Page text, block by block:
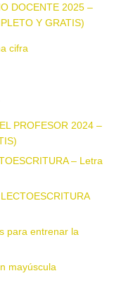
DOCENTE 2025 –
Y GRATIS)
cifra
PROFESOR 2024 –
– Letra
para entrenar la
mayúscula